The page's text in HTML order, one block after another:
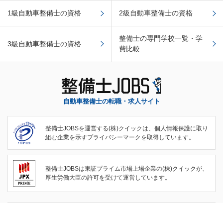
1級自動車整備士の資格 2級自動車整備士の資格
3級自動車整備士の資格
整備士の専門学校一覧・学
費比較
自動車整備士の転職・求人サイト
整備士JOBSを運営する(株)クイックは、個人情報保護に取り
組む企業を示すプライバシーマークを取得しています。
整備士JOBSは東証プライム市場上場企業の(株)クイックが、
厚生労働大臣の許可を受けて運営しています。